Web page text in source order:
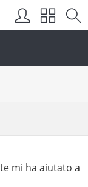
mi ha aiutato a